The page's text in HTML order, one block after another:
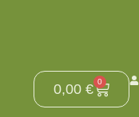
0,00€ 0